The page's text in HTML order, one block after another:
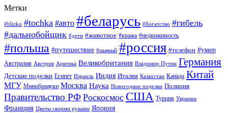
Метки
#blizko #tochka #авто #беларусь #богатство #гибель
#дальнобойщик #дети #животное #кража #недвижимость
#польша #путешествие #пьяный #россия #телефон #умер
Австралия Австрия Арктика Великобритания Владимир Путин Германия
Детские поделки Египет Израиль Индия Италия Казахстан Канада Китай
МГУ Минобрнауки Москва Наука Новогодние поделки Полиция
Правительство РФ Роскосмос США Турция Украина
Франция Цветы своими руками Япония